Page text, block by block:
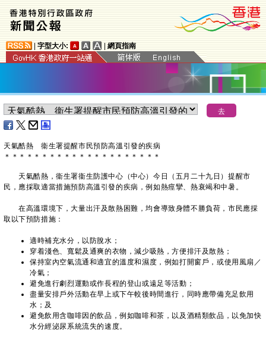
字型大小: 網頁指南
天氣酷熱 衞生署提醒市民預防高溫引發的疾病
＊ ＊ ＊ ＊ ＊ ＊ ＊ ＊ ＊ ＊ ＊ ＊ ＊ ＊ ＊ ＊ ＊ ＊ ＊ ＊ ＊
天氣酷熱，衞生署衞生防護中心（中心）今日（五月二十九日）提醒市
民，應採取適當措施預防高溫引發的疾病，例如熱痙攣、熱衰竭和中暑。
在高溫環境下，大量出汗及散熱困難，均會導致身體不勝負荷，市民應採
取以下預防措施：
適時補充水分，以防脫水；
穿着淺色、寬鬆及通爽的衣物，減少吸熱，方便排汗及散熱；
保持室內空氣流通和適宜的溫度和濕度，例如打開窗戶，或使用風扇／
冷氣；
避免進行劇烈運動或作長程的登山或遠足等活動；
盡量安排戶外活動在早上或下午較後時間進行，同時應帶備充足飲用
水；及
避免飲用含咖啡因的飲品，例如咖啡和茶，以及酒精類飲品，以免加快
水分經泌尿系統流失的速度。